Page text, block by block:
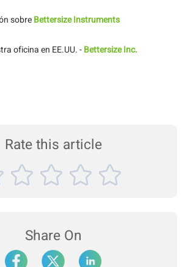
sobreBettersize Instruments
oficina en EE.UU. -Bettersize Inc.
Rate this article
Share On